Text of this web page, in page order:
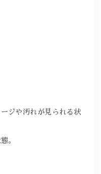
ジや汚れが見られる状
。